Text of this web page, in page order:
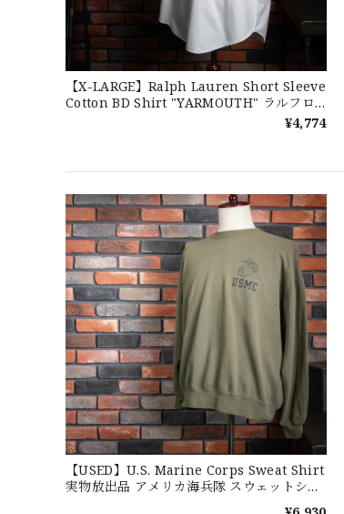
DSA
2026/07/16
なかなか見つからないこの色味が本当に好
2026/07/14
３.1947 New York Cubans
2026/07/01
2026/06/29
【X-LARGE】Ralph Lauren Short Sleeve
Cotton BD Shirt "YARMOUTH" ラルフロ
ーレン ユーズド 半袖 ボタンダウンシャツ
¥4,774
【USED】U.S. Marine Corps Sweat Shirt
実物放出品 アメリカ海兵隊 スウェットシャ